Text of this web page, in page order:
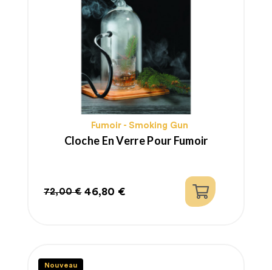
Fumoir - Smoking Gun
Cloche En Verre Pour Fumoir
Prix
72,00 €
Prix
46,80 €
Nouveau